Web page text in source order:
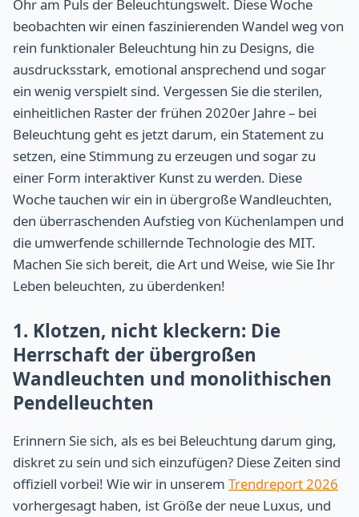
Ohr am Puls der Beleuchtungswelt. Diese Woche
beobachten wir einen faszinierenden Wandel weg von
rein funktionaler Beleuchtung hin zu Designs, die
ausdrucksstark, emotional ansprechend und sogar
ein wenig verspielt sind. Vergessen Sie die sterilen,
einheitlichen Raster der frühen 2020er Jahre – bei
Beleuchtung geht es jetzt darum, ein Statement zu
setzen, eine Stimmung zu erzeugen und sogar zu
einer Form interaktiver Kunst zu werden. Diese
Woche tauchen wir ein in übergroße Wandleuchten,
den überraschenden Aufstieg von Küchenlampen und
die umwerfende schillernde Technologie des MIT.
Machen Sie sich bereit, die Art und Weise, wie Sie Ihr
Leben beleuchten, zu überdenken!
1. Klotzen, nicht kleckern: Die
Herrschaft der übergroßen
Wandleuchten und monolithischen
Pendelleuchten
Erinnern Sie sich, als es bei Beleuchtung darum ging,
diskret zu sein und sich einzufügen? Diese Zeiten sind
offiziell vorbei! Wie wir in unserem Trendreport 2026
vorhergesagt haben, ist Größe der neue Luxus, und